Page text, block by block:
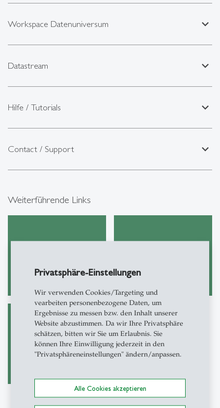
Privatsphäre-Einstellungen
Wir verwenden Cookies/Targeting und
vearbeiten personenbezogene Daten, um
Ergebnisse zu messen bzw. den Inhalt unserer
Website abzustimmen. Da wir Ihre Privatsphäre
schätzen, bitten wir Sie um Erlaubnis. Sie
können Ihre Einwilligung jederzeit in den
"Privatsphäreneinstellungen" ändern/anpassen.
Alle Cookies akzeptieren
Workspace Datenuniversum expand_less
Datastream expand_less
Hilfe / Tutorials expand_less
Contact / Support expand_less
Weiterführende Links
Datenbanken
Wirtschafts-
wissenschaften